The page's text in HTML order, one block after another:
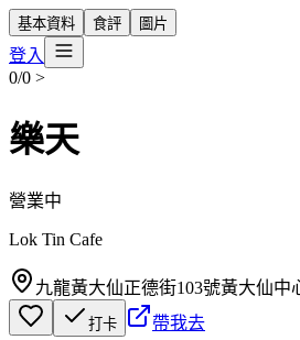
基本資料 食評 圖片
登入
0/0 >
樂天
營業中
Lok Tin Cafe
九龍黃大仙正德街103號黃大仙中
打卡 帶我去